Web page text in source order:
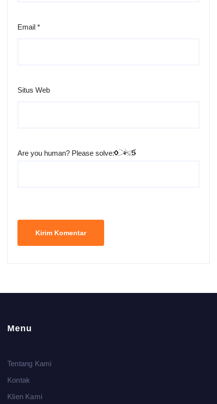
Email *
Situs Web
Are you human? Please solve:
Menu
Tentang Kami
Kontak
Klien Kami